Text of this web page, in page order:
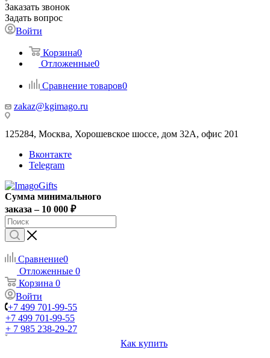
Заказать звонок
Задать вопрос
Войти
Корзина0
Отложенные0
Сравнение товаров0
zakaz@kgimago.ru
125284, Москва, Хорошевское шоссе, дом 32А, офис 201
Вконтакте
Telegram
Сумма минимального
заказа – 10 000 ₽
Сравнение0
Отложенные 0
Корзина 0
Войти
+7 499 701-99-55
+7 499 701-99-55
+ 7 985 238-29-27
Как купить